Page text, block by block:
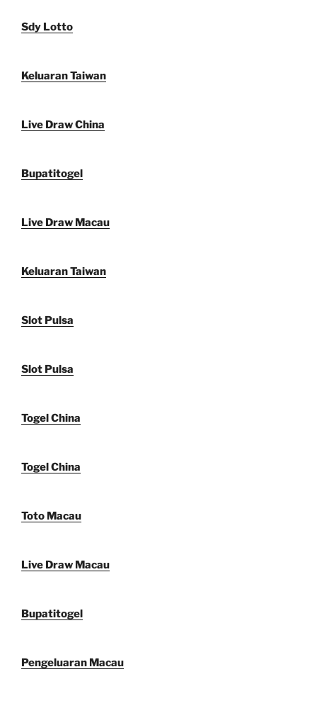
Sdy Lotto
Keluaran Taiwan
Live Draw China
Bupatitogel
Live Draw Macau
Keluaran Taiwan
Slot Pulsa
Slot Pulsa
Togel China
Togel China
Toto Macau
Live Draw Macau
Bupatitogel
Pengeluaran Macau